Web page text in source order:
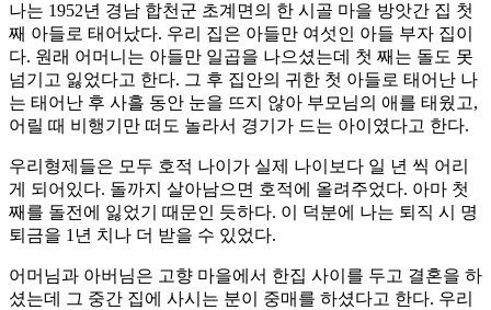
나는 1952년 경남 합천군 초계면의 한 시골 마을 방앗간 집 첫
째 아들로 태어났다. 우리 집은 아들만 여섯인 아들 부자 집이
다. 원래 어머니는 아들만 일곱을 나으셨는데 첫 째는 돌도 못
넘기고 잃었다고 한다. 그 후 집안의 귀한 첫 아들로 태어난 나
는 태어난 후 사흘 동안 눈을 뜨지 않아 부모님의 애를 태웠고,
어릴 때 비행기만 떠도 놀라서 경기가 드는 아이였다고 한다.
우리형제들은 모두 호적 나이가 실제 나이보다 일 년 씩 어리
게 되어있다. 돌까지 살아남으면 호적에 올려주었다. 아마 첫
째를 돌전에 잃었기 때문인 듯하다. 이 덕분에 나는 퇴직 시 명
퇴금을 1년 치나 더 받을 수 있었다.
어머님과 아버님은 고향 마을에서 한집 사이를 두고 결혼을 하
셨는데 그 중간 집에 사시는 분이 중매를 하셨다고 한다. 우리